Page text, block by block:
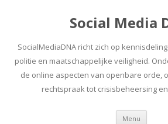
Social Media
SocialMediaDNA richt zich op
politie en maatschappelijke veiligheid.
de online aspecten van openbare orde,
rechtspraak tot crisisbeheersing
Menu Spring